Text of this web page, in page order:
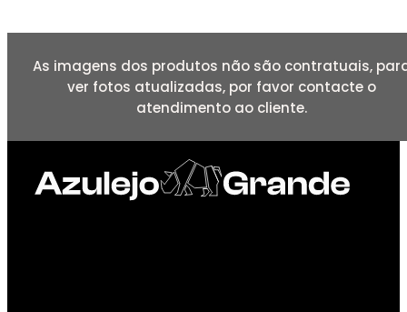
As imagens dos produtos não são contratuais,
ver fotos atualizadas, por favor contacte o
atendimento ao cliente.